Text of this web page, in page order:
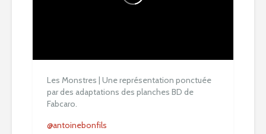
Les Monstres | Une représentation ponctuée
par des adaptations des planches BD de
Fabcaro.
@antoinebonfils